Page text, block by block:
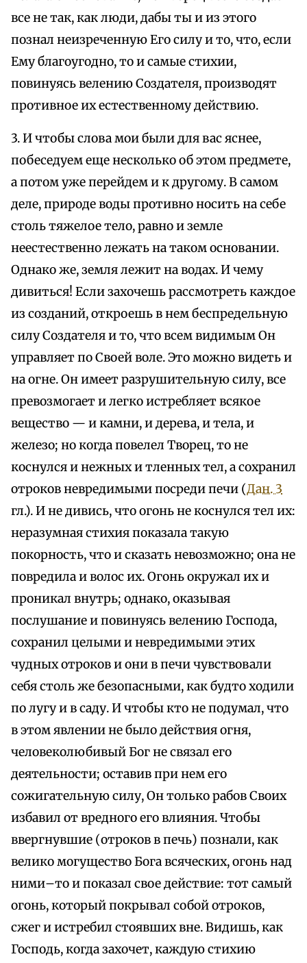
все не так, как люди, дабы ты и из этого
познал неизреченную Его силу и то, что, если
Ему благоугодно, то и самые стихии,
повинуясь велению Создателя, производят
противное их естественному действию.
3. И чтобы слова мои были для вас яснее,
побеседуем еще несколько об этом предмете,
а потом уже перейдем и к другому. В самом
деле, природе воды противно носить на себе
столь тяжелое тело, равно и земле
неестественно лежать на таком основании.
Однако же, земля лежит на водах. И чему
дивиться! Если захочешь рассмотреть каждое
из созданий, откроешь в нем беспредельную
силу Создателя и то, что всем видимым Он
управляет по Своей воле. Это можно видеть и
на огне. Он имеет разрушительную силу, все
превозмогает и легко истребляет всякое
вещество — и камни, и дерева, и тела, и
железо; но когда повелел Творец, то не
коснулся и нежных и тленных тел, а сохранил
отроков невредимыми посреди печи (Дан. 3
гл.). И не дивись, что огонь не коснулся тел их:
неразумная стихия показала такую
покорность, что и сказать невозможно; она не
повредила и волос их. Огонь окружал их и
проникал внутрь; однако, оказывая
послушание и повинуясь велению Господа,
сохранил целыми и невредимыми этих
чудных отроков и они в печи чувствовали
себя столь же безопасными, как будто ходили
по лугу и в саду. И чтобы кто не подумал, что
в этом явлении не было действия огня,
человеколюбивый Бог не связал его
деятельности; оставив при нем его
сожигательную силу, Он только рабов Своих
избавил от вредного его влияния. Чтобы
ввергнувшие (отроков в печь) познали, как
велико могущество Бога всяческих, огонь над
ними–то и показал свое действие: тот самый
огонь, который покрывал собой отроков,
сжег и истребил стоявших вне. Видишь, как
Господь, когда захочет, каждую стихию